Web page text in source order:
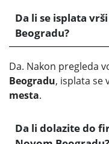
Da li se isplata
Beogradu?
Da. Nakon pregleda
Beogradu, isplata se
mesta.
Da li dolazite do